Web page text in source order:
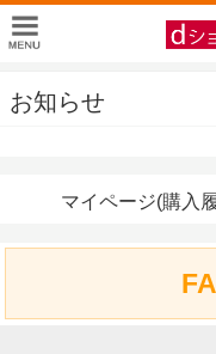
お知らせ
マイページ(購入